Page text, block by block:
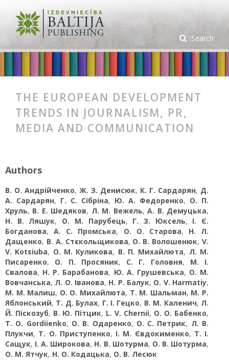
Search
THE EUROPEAN DEVELOPMENT
TRENDS IN JOURNALISM, PR,
MEDIA AND COMMUNICATION
Authors
В. О. Андрійченко, Ж. З. Денисюк, К. Г. Сардарян, Д.
А. Сардарян, Г. С. Сібріна, Ю. А. Федоренко, О. П.
Хруль, В. Е. Шедяков, Л. М. Вежель,А. В. Демуцька,
Н. В. Ляшук, О. М. Парубець, Г. З. Юксель, І. Є.
Богданова,А. С. Промська, О. О. Старова, Н. Л.
Дащенко, В. А. Стєкольщикова, О. В. Волошенюк,V.
V. Kotsiuba, О. М. Куликова, В. П. Михайлюта, Л. М.
Писаренко, О. П. Просяник, С. Г. Головня, М. І.
Свалова, Н. Р. Барабанова, Ю. А. Грушевська, О. М.
Вовчанська, Л. О. Іванова, Н. Р. Балук, O. V. Harmatiy,
М. М. Малиш, О. О. Михайлюта, Т. М. Шальман, М. Р.
Яблонський, Т. Д. Булах, Г. І. Гецко, В. М. Каленич, Л.
Й. Піскозуб, В. Ю. Пітцик, L. V. Chernii, О. О. Бабенко,
T. O. Gordiienko, О. В. Одаренко, О. С. Петрик, Л. В.
Плукчи, Т. О. Приступенко, І. М. Євдокименко, Т. І.
Сащук, І. А. Широкова, Н. В. Шотурма, О. В. Шотурма,
О. М. Ятчук, Н. О. Кодацька, О. В. Лесюк